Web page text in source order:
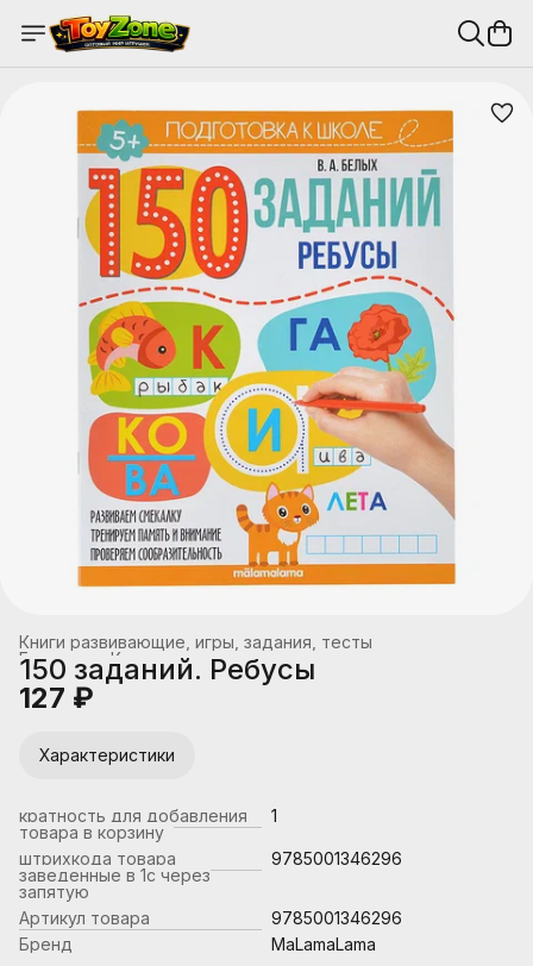
Книги развивающие, игры, задания, тесты
Книжная продукция
Главная
150 заданий. Ребусы
127 ₽
Характеристики
кратность для добавления
товара в корзину
1
штрихкода товара
заведенные в 1с через
запятую
9785001346296
Артикул товара
9785001346296
Бренд
MaLamaLama